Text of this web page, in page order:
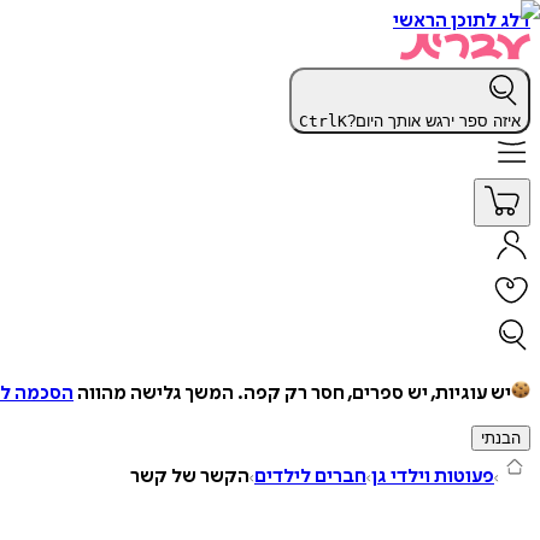
דלג לתוכן הראשי
איזה ספר ירגש אותך היום? CtrlK
יש עוגיות, יש ספרים, חסר רק קפה. המשך גלישה מהווה הסכמה
הבנתי
פעוטות וילדי גן חברים לילדים הקשר של קשר